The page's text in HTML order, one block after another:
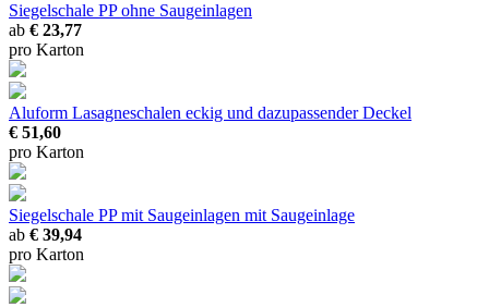
Siegelschale PP ohne Saugeinlagen
ab € 23,77
pro Karton
Aluform Lasagneschalen eckig und dazupassender Deckel
€ 51,60
pro Karton
Siegelschale PP mit Saugeinlagen mit Saugeinlage
ab € 39,94
pro Karton